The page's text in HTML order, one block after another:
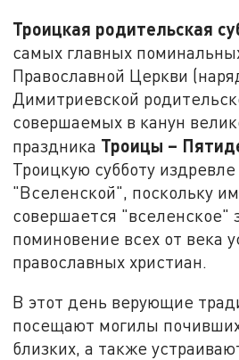
Троицкая родительская
самых главных
Православной Церкви
Димитриевской
совершаемых в канун
праздника Троицы –
Троицкую субботу
"Вселенской", поскольку
совершается "вселенское"
поминовение всех от века
православных христиан.
В этот день верующие
посещают могилы
близких, а также